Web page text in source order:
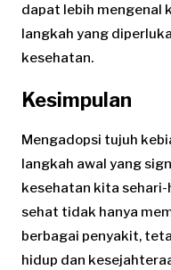
dapat lebih mengenal
langkah yang
kesehatan.
Kesimpulan
Mengadopsi tujuh
langkah awal yang
kesehatan kita sehari-
sehat tidak hanya
berbagai penyakit,
hidup dan